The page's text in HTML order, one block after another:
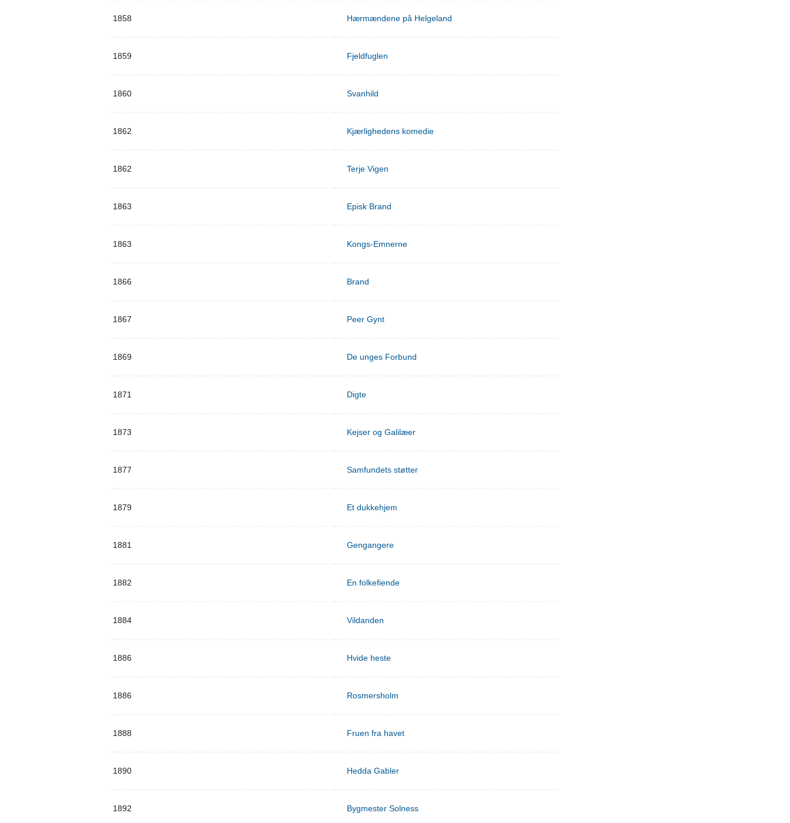
1858 Hærmændene på Helgeland
1859 Fjeldfuglen
1860 Svanhild
1862 Kjærlighedens komedie
1862 Terje Vigen
1863 Episk Brand
1863 Kongs-Emnerne
1866 Brand
1867 Peer Gynt
1869 De unges Forbund
1871 Digte
1873 Kejser og Galilæer
1877 Samfundets støtter
1879 Et dukkehjem
1881 Gengangere
1882 En folkefiende
1884 Vildanden
1886 Hvide heste
1886 Rosmersholm
1888 Fruen fra havet
1890 Hedda Gabler
1892 Bygmester Solness